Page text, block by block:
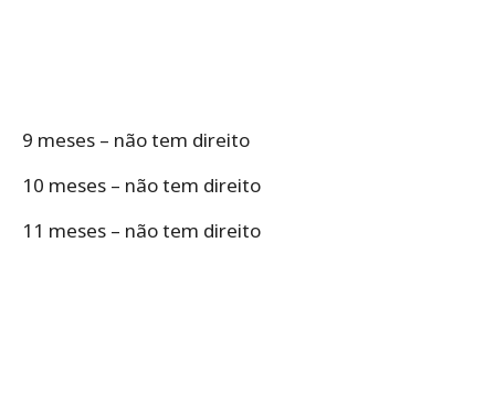
9 meses – não tem direito
10 meses – não tem direito
11 meses – não tem direito